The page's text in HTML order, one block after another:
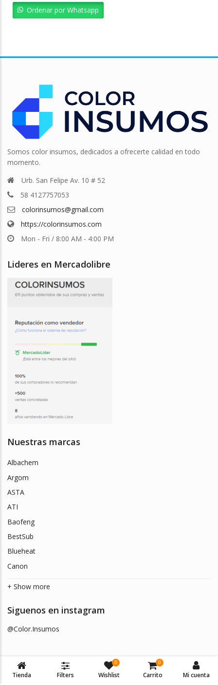
Bs. 49.677,36.Bs. 44.709,62.
Ordenar por Whatsapp
Somos color insumos, dedicados a ofrecerte calidad en todo
momento.
Urb. San Felipe Av. 10 # 52
58 4127757053
colorinsumos@gmail.com
https://colorinsumos.com
Mon - Fri / 8:00 AM - 4:00 PM
Lideres en Mercadolibre
Nuestras marcas
Albachem
Argom
ASTA
ATI
Baofeng
BestSub
Blueheat
Canon
+ Show more
Siguenos en instagram
@Color.Insumos
Tienda Filters
0
Wishlist
0
Carrito Mi cuenta